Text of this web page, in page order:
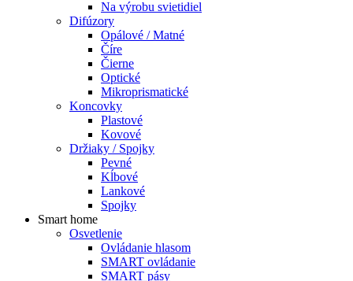
Na výrobu svietidiel
Difúzory
Opálové / Matné
Číre
Čierne
Optické
Mikroprismatické
Koncovky
Plastové
Kovové
Držiaky / Spojky
Pevné
Kĺbové
Lankové
Spojky
Smart home
Osvetlenie
Ovládanie hlasom
SMART ovládanie
SMART pásy